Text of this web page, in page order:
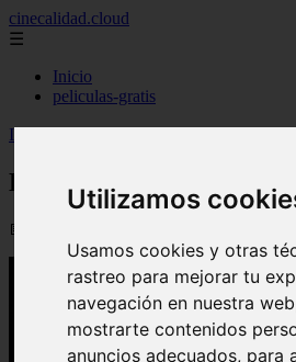
Utilizamos
Usamos cookies y otras
rastreo para mejorar tu
navegación en nuestra
mostrarte contenidos
anuncios adecuados, para
cinecalidad.cloud
☰
Inicio
peliculas-gratis
Inicio
El Maquinista (2026) ᐉ
📅 13/02/2026